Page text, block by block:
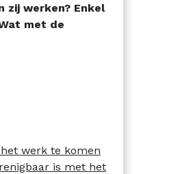
zij werken? Enkel
met de
werk te komen
is met het